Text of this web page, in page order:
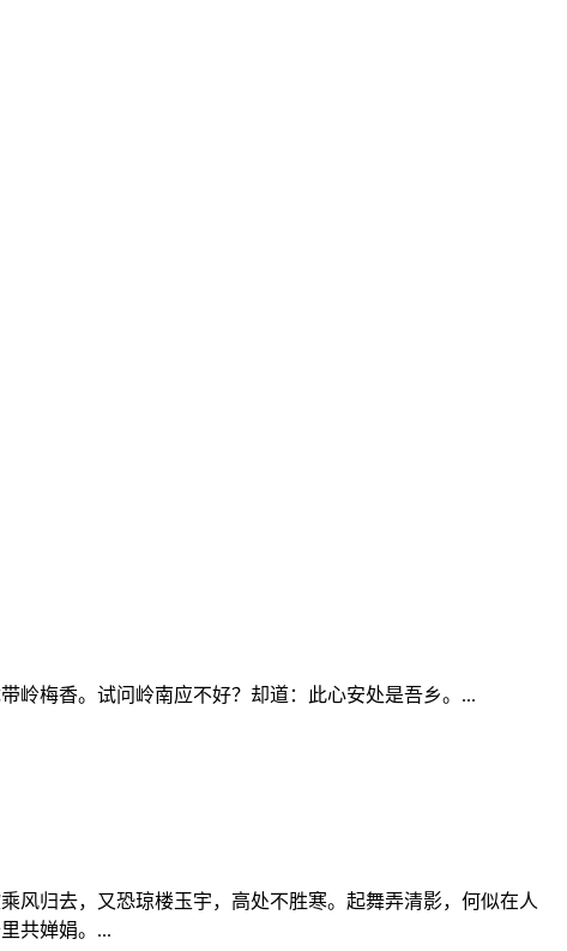
岭梅香。试问岭南应不好？却道：此心安处是吾乡。...
风归去，又恐琼楼玉宇，高处不胜寒。起舞弄清影，何似在人
共婵娟。...